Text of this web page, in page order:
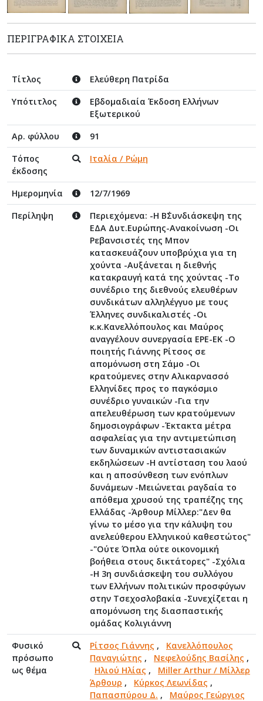
ΠΕΡΙΓΡΑΦΙΚΆ ΣΤΟΙΧΕΊΑ
Τίτλος
Ελεύθερη Πατρίδα
Υπότιτλος
Εβδομαδιαία Έκδοση Ελλήνων
Εξωτερικού
Αρ. φύλλου
91
Τόπος
έκδοσης
Ιταλία / Ρώμη
Ημερομηνία
12/7/1969
Περίληψη
Περιεχόμενα: -Η Β΄Συνδιάσκεψη της
ΕΔΑ Δυτ.Ευρώπης-Ανακοίνωση -Οι
Ρεβανσιστές της Μπον
κατασκευάζουν υποβρύχια για τη
χούντα -Αυξάνεται η διεθνής
κατακραυγή κατά της χούντας -Το
συνέδριο της διεθνούς ελευθέρων
συνδικάτων αλληλέγγυο με τους
Έλληνες συνδικαλιστές -Οι
κ.κ.Κανελλόπουλος και Μαύρος
αναγγέλουν συνεργασία ΕΡΕ-ΕΚ -Ο
ποιητής Γιάννης Ρίτσος σε
απομόνωση στη Σάμο -Οι
κρατούμενες στην Αλικαρνασσό
Ελληνίδες προς το παγκόσμιο
συνέδριο γυναικών -Για την
απελευθέρωση των κρατούμενων
δημοσιογράφων -Έκτακτα μέτρα
ασφαλείας για την αντιμετώπιση
των δυναμικών αντιστασιακών
εκδηλώσεων -Η αντίσταση του λαού
και η αποσύνθεση των ενόπλων
δυνάμεων -Μειώνεται ραγδαία το
απόθεμα χρυσού της τραπέζης της
Ελλάδας -Άρθουρ Μίλλερ:"Δεν θα
γίνω το μέσο για την κάλυψη του
ανελεύθερου Ελληνικού καθεστώτος"
-"Ούτε Όπλα ούτε οικονομική
βοήθεια στους δικτάτορες" -Σχόλια
-Η 3η συνδιάσκεψη του συλλόγου
των Ελλήνων πολιτικών προσφύγων
στην Τσεχοσλοβακία -Συνεχίζεται η
απομόνωση της διασπαστικής
ομάδας Κολιγιάννη
Φυσικό
πρόσωπο
ως θέμα
Ρίτσος Γιάννης , Κανελλόπουλος
Παναγιώτης , Νεφελούδης Βασίλης ,
Ηλιού Ηλίας , Miller Arthur / Μίλλερ
Άρθουρ , Κύρκος Λεωνίδας ,
Παπασπύρου Δ. , Μαύρος Γεώργιος